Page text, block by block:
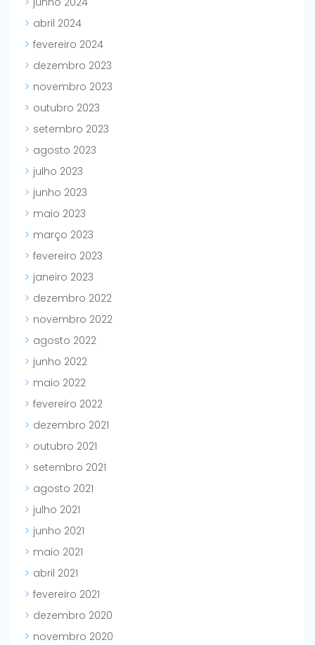
abril 2024
fevereiro 2024
dezembro 2023
novembro 2023
outubro 2023
setembro 2023
agosto 2023
julho 2023
junho 2023
maio 2023
março 2023
fevereiro 2023
janeiro 2023
dezembro 2022
novembro 2022
agosto 2022
junho 2022
maio 2022
fevereiro 2022
dezembro 2021
outubro 2021
setembro 2021
agosto 2021
julho 2021
junho 2021
maio 2021
abril 2021
fevereiro 2021
dezembro 2020
novembro 2020